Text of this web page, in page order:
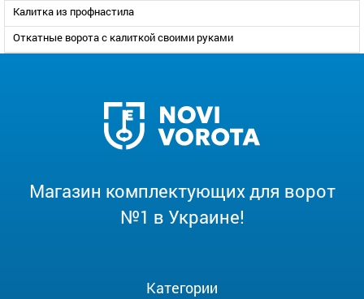
Калитка из профнастила
Откатные ворота с калиткой своими руками
Магазин комплектующих для ворот
№1 в Украине!
Категории